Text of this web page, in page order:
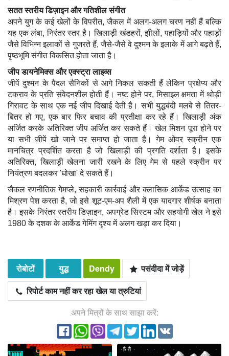
सतत स्तरीय डिज़ाइन और गतिशील संगीत
अपने युग के कई खेलों के विपरीत, जैकल में अलग-अलग चरण नहीं हैं बल्कि
यह एक लंबा, निरंतर स्तर है। खिलाड़ी खंडहरों, झीलों, पहाड़ियों और पहाड़ों
जैसे विभिन्न इलाकों से गुजरते हैं, जैसे-जैसे वे दुश्मन के इलाके में आगे बढ़ते हैं,
पृष्ठभूमि संगीत विकसित होता जाता है।
जीप डायनेमिक्स और एक्स्ट्रा लाइव्स
जीपें दुश्मन के पैदल सैनिकों से आगे निकल सकती हैं लेकिन प्रक्षेप्य और
टकराव के प्रति संवेदनशील होती हैं। नष्ट होने पर, मिसाइल क्षमता में थोड़ी
गिरावट के साथ एक नई जीप दिखाई देती है। सभी युद्धबंदी मलबे से तितर-
बितर हो गए, एक बार फिर बचाव की प्रतीक्षा कर रहे हैं। खिलाड़ी अंक
अर्जित करके अतिरिक्त जीप अर्जित कर सकते हैं। खेल मिशन पूरा होने पर
या सभी जीपें खो जाने पर समाप्त हो जाता है। गेम ओवर स्क्रीन एक
मानचित्र प्रदर्शित करता है जो खिलाड़ी की प्रगति दर्शाता है। इसके
अतिरिक्त, खिलाड़ी खेलना जारी रखने के लिए गेम से पहले स्क्रीन पर
नियंत्रण बदलकर 'धोखा' दे सकते हैं।
जैकल रणनीतिक गेमप्ले, सहकारी कार्रवाई और क्लासिक आर्केड उत्साह का
मिश्रण पेश करता है, जो इसे शूट-एम-अप शैली में एक यादगार शीर्षक बनाता
है। इसके निरंतर स्तरीय डिज़ाइन, अपग्रेड सिस्टम और सहयोगी खेल ने इसे
1980 के दशक के आर्केड गेमिंग दृश्य में अलग खड़ा कर दिया।
रोबोटों युद्ध Dendy
पसंदीदा में जोड़ें
रिपोर्ट काम नहीं कर रहा खेल या त्रुटियां
अपने मित्रों के साथ साझा करें: